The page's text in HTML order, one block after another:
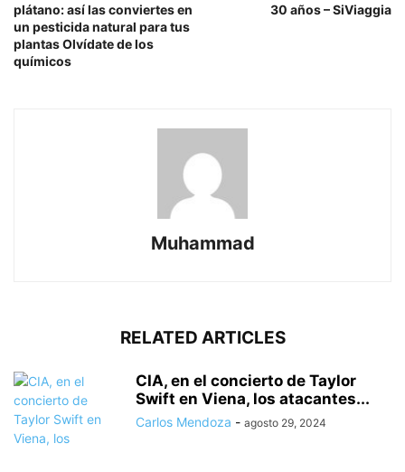
plátano: así las conviertes en
un pesticida natural para tus
plantas Olvídate de los
químicos
30 años – SiViaggia
Muhammad
RELATED ARTICLES
CIA, en el concierto de Taylor
Swift en Viena, los atacantes...
Carlos Mendoza - agosto 29, 2024